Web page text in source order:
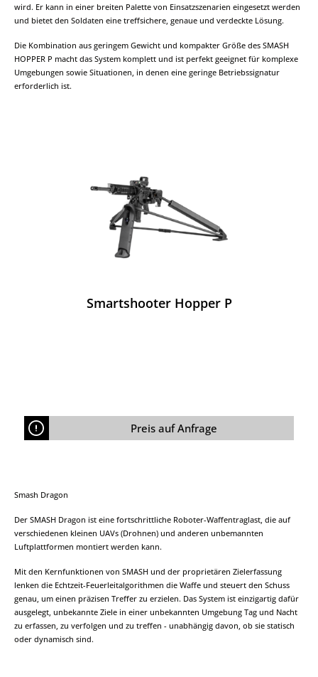
wird. Er kann in einer breiten Palette von Einsatzszenarien eingesetzt werden
und bietet den Soldaten eine treffsichere, genaue und verdeckte Lösung.
Die Kombination aus geringem Gewicht und kompakter Größe des SMASH
HOPPER P macht das System komplett und ist perfekt geeignet für komplexe
Umgebungen sowie Situationen, in denen eine geringe Betriebssignatur
erforderlich ist.
Smartshooter Hopper P
Preis auf Anfrage
Smash Dragon
Der SMASH Dragon ist eine fortschrittliche Roboter-Waffentraglast, die auf
verschiedenen kleinen UAVs (Drohnen) und anderen unbemannten
Luftplattformen montiert werden kann.
Mit den Kernfunktionen von SMASH und der proprietären Zielerfassung
lenken die Echtzeit-Feuerleitalgorithmen die Waffe und steuert den Schuss
genau, um einen präzisen Treffer zu erzielen. Das System ist einzigartig dafür
ausgelegt, unbekannte Ziele in einer unbekannten Umgebung Tag und Nacht
zu erfassen, zu verfolgen und zu treffen - unabhängig davon, ob sie statisch
oder dynamisch sind.